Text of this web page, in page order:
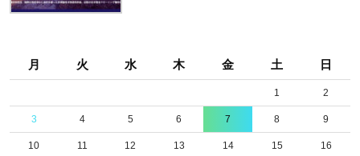
月 火 水 木 金 土 日
1 2
3 4 5 6 7 8 9
10 11 12 13 14 15 16